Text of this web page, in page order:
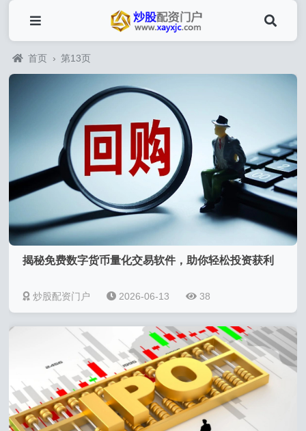
首页 › 第13页
揭秘免费数字货币量化交易软件，助你轻松投资获利
炒股配资门户 2026-06-13 38